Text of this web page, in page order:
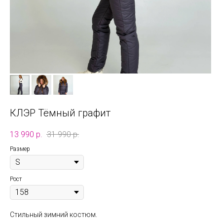
КЛЭР Тёмный графит
13 990 р. 31 990 р.
Размер
Рост
Стильный зимний костюм.